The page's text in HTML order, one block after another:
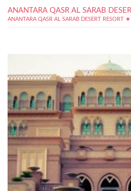
ANANTARA QASR AL SARAB
ANANTARA QASR AL SARAB DESERT